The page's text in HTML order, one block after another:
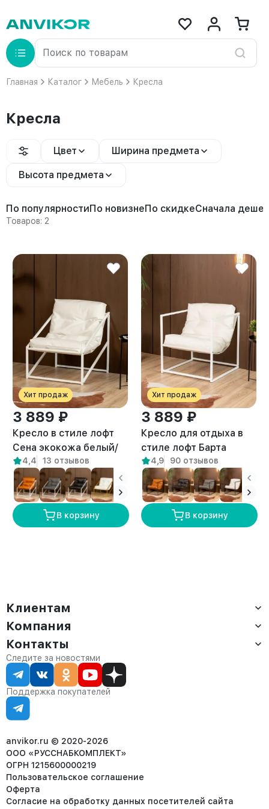
Главная Каталог Мебель Кресла
Кресла
Цвет Ширина предмета
Высота предмета
По популярностиПо новизнеПо скидкеСначала
Товаров: 2
Хит продаж
3 889 ₽
Кресло в стиле лофт
Сена экокожа белый/
белый
4,4 13 отзывов
В корзину
Хит продаж
3 889 ₽
Кресло для отдыха в
стиле лофт Барта
белый/белый
4,9 90 отзывов
В корзину
Клиентам
Доставка
Оплата
Сервис
Статус заказа
Статьи
Компания
О компании
Контакты
Партнёрам
Контакты
Отдел продаж:
8 (800) 234-22-62
corp@anvikor.ru
Ежедневно, с 7:00-19:00 (МСК)
Отдел рекламации:
8 (953) 455-25-61
Следите за новостями
Поддержка покупателей
anvikor.ru © 2020-2026
ООО «РУССНАБКОМПЛЕКТ»
ОГРН 1215600000219
Пользовательское соглашение
Оферта
Согласие на обработку данных посетителей сайта